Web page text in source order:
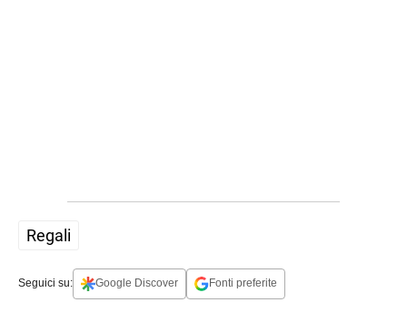
Regali
Seguici su: Google Discover Fonti preferite